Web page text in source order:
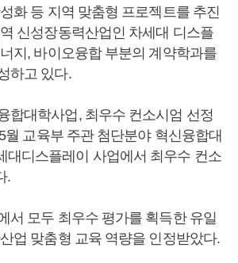
화 등 지역 맞춤형 프로젝트를 추진
신성장동력산업인 차세대 디스플
지, 바이오융합 부분의 계약학과를
하고 있다.
합대학사업, 최우수 컨소시엄 선정
월 교육부 주관 첨단분야 혁신융합대
대디스플레이 사업에서 최우수 컨소
.
서 모두 최우수 평가를 획득한 유일
업 맞춤형 교육 역량을 인정받았다.